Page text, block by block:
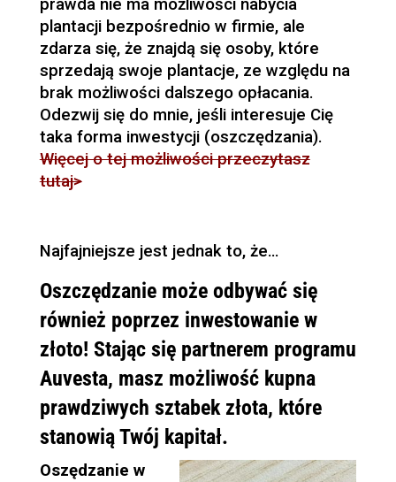
prawda nie ma możliwości nabycia
plantacji bezpośrednio w firmie, ale
zdarza się, że znajdą się osoby, które
sprzedają swoje plantacje, ze względu na
brak możliwości dalszego opłacania.
Odezwij się do mnie, jeśli interesuje Cię
taka forma inwestycji (oszczędzania).
Więcej o tej możliwości przeczytasz
tutaj>
Najfajniejsze jest jednak to, że…
Oszczędzanie może odbywać się
również poprzez inwestowanie w
złoto! Stając się partnerem programu
Auvesta, masz możliwość kupna
prawdziwych sztabek złota, które
stanowią Twój kapitał.
Oszędzanie w